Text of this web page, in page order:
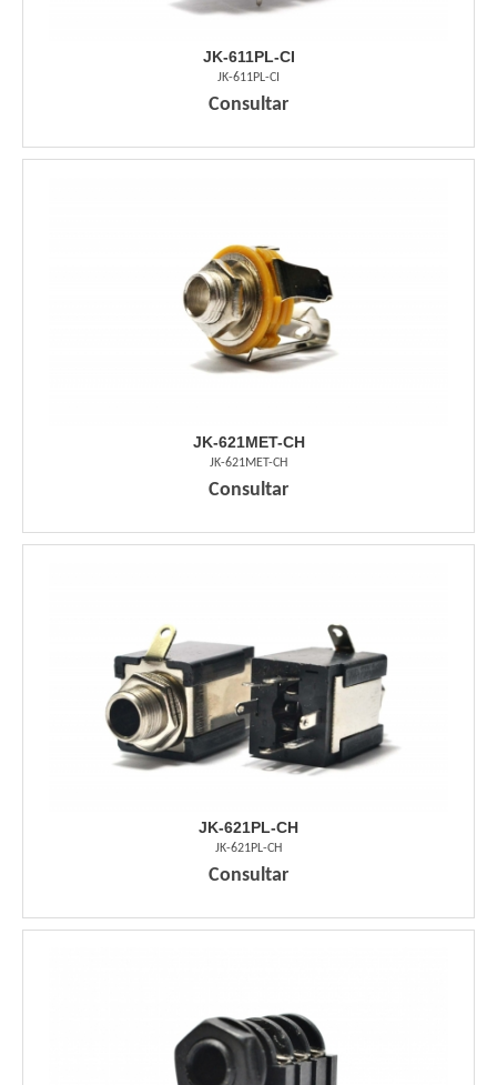
JK-611PL-CI
JK-611PL-CI
Consultar
JK-621MET-CH
JK-621MET-CH
Consultar
JK-621PL-CH
JK-621PL-CH
Consultar